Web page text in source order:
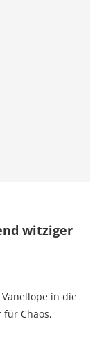
witziger
Vanellope in die
Chaos,